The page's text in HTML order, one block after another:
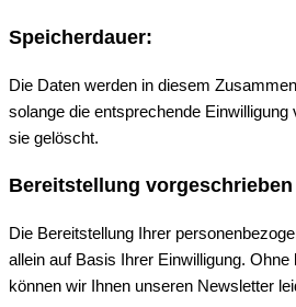
Speicherdauer:
Die Daten werden in diesem
solange die entsprechende
sie gelöscht.
Bereitstellung
Die Bereitstellung Ihrer
allein auf Basis Ihrer Einwilligung. Ohne
können wir Ihnen unseren Newsletter